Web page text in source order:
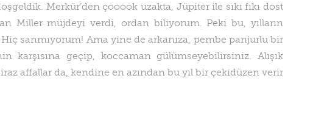
Merkür’den çooook uzakta, Jüpiter ile sıkı fıkı dost
Miller müjdeyi verdi, ordan biliyorum. Peki bu, yılların
sanmıyorum! Ama yine de arkanıza, pembe panjurlu bir
karşısına geçip, koccaman gülümseyebilirsiniz. Alışık
affallar da, kendine en azından bu yıl bir çekidüzen verir